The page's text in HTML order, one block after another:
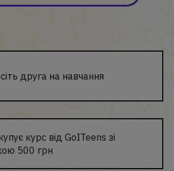
друга на навчання
курс від GoITeens зі
500 грн